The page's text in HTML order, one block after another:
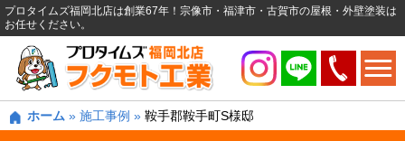
プロタイムズ福岡北店は創業67年！宗像市・福津市・古賀市の屋根・外壁塗装は
お任せください。
ホーム » 施工事例 » 鞍手郡鞍手町S様邸